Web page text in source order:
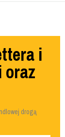
i
oraz
drogą